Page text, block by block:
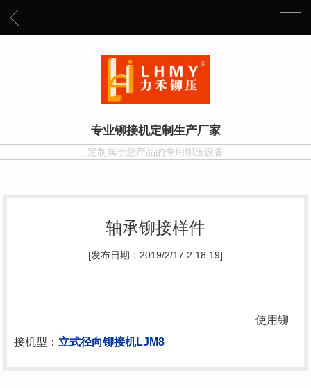
专业铆接机定制生产厂家
定制属于您产品的专用铆压设备
轴承铆接样件
[发布日期：2019/2/17 2:18:19]
使用铆
接机型： 立式径向铆接机LJM8